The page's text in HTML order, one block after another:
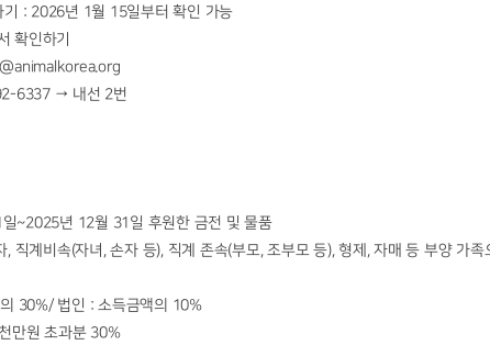
: 2026년 1월 15일부터 확인 가능
확인하기
6337 → 내선 2번
~2025년 12월 31일 후원한 금전 및 물품
, 직계비속(자녀, 손자 등), 직계 존속(부모, 조부모 등), 형제, 자매 등 부양 가
30%/ 법인 : 소득금액의 10%
만원 초과분 30%